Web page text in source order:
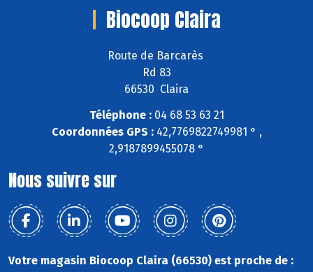
Biocoop Claira
Route de Barcarès
Rd 83
66530 Claira
Téléphone :04 68 53 63 21
Coordonnées GPS :42,7769822749981 ° ,
2,9187899455078 °
Nous suivre sur
Votre magasin Biocoop Claira (66530) est proche de :